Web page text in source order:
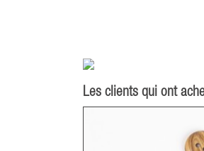
Les clients qui ont